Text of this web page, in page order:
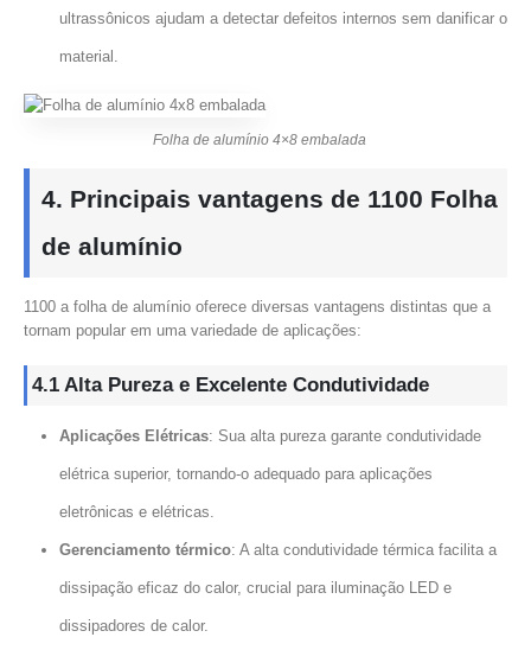
ultrassônicos ajudam a detectar defeitos internos sem danificar o
material.
Folha de alumínio 4×8 embalada
4. Principais vantagens de 1100 Folha
de alumínio
1100 a folha de alumínio oferece diversas vantagens distintas que a
tornam popular em uma variedade de aplicações:
4.1 Alta Pureza e Excelente Condutividade
Aplicações Elétricas: Sua alta pureza garante condutividade
elétrica superior, tornando-o adequado para aplicações
eletrônicas e elétricas.
Gerenciamento térmico: A alta condutividade térmica facilita a
dissipação eficaz do calor, crucial para iluminação LED e
dissipadores de calor.